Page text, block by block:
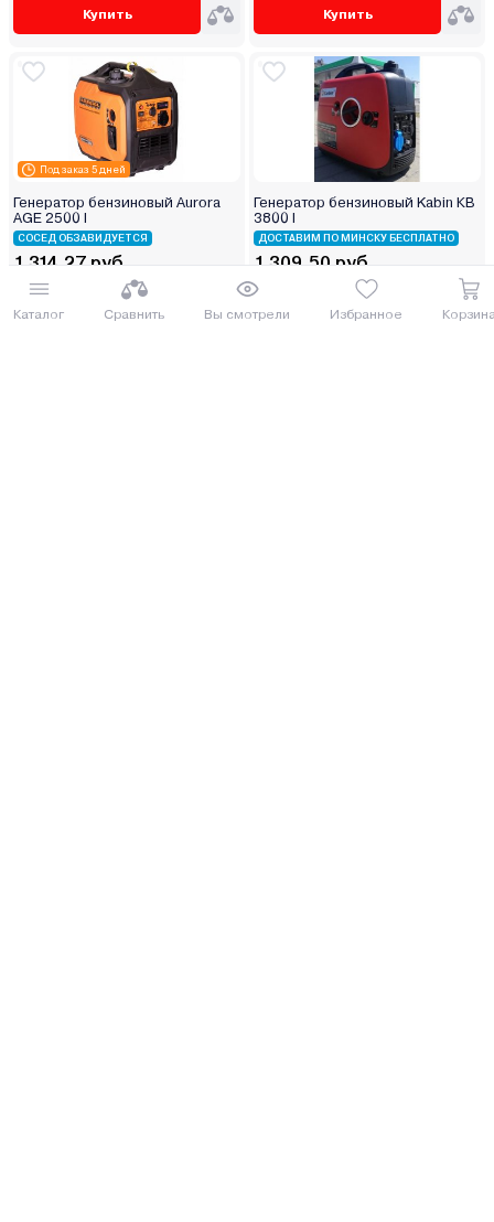
Каталог Сравнить Вы смотрели Избранное
Купить Купить
Под заказ 5 дней
Генератор бензиновый Aurora
AGE 2500 I
СОСЕД ОБЗАВИДУЕТСЯ
1 314.27 руб.
1432.55 руб.
от 33 руб. руб./мес.
Генератор бензиновый Kabin КВ
3800 I
ДОСТАВИМ ПО МИНСКУ БЕСПЛАТНО
1 309.50 руб.
1427.36 руб.
от 33 руб. руб./мес.